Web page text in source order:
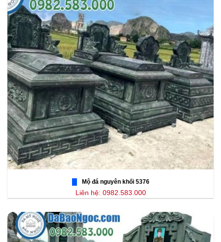
Mộ đá nguyên khối 5376
Liên hệ: 0982.583.000